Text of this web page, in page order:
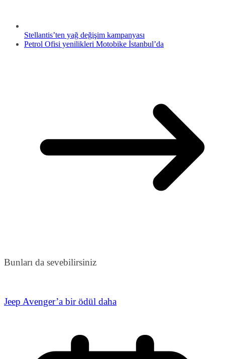
Stellantis’ten yağ değişim kampanyası
Petrol Ofisi yenilikleri Motobike İstanbul’da
Bunları da sevebilirsiniz
Jeep Avenger’a bir ödül daha